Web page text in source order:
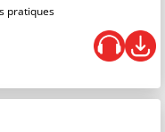
pratiques